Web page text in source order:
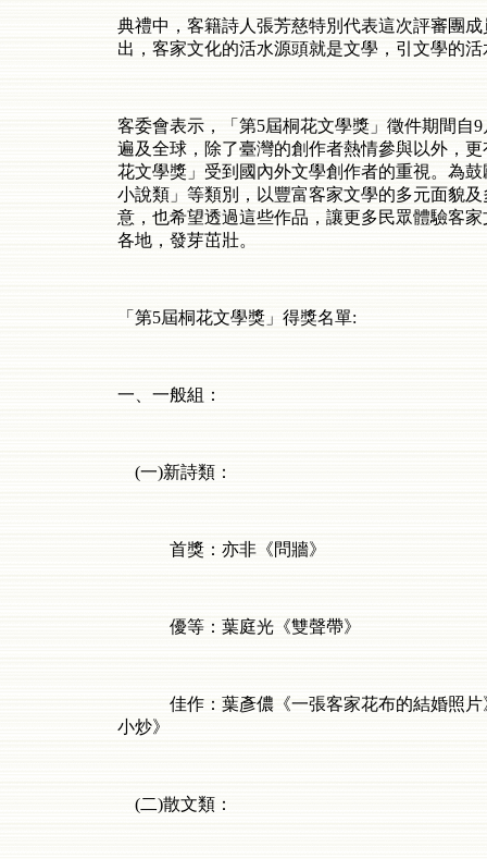
典禮中，客籍詩人張芳慈特別代表這次評審團
出，客家文化的活水源頭就是文學，引文學的
客委會表示，「第5屆桐花文學獎」徵件期間自9
遍及全球，除了臺灣的創作者熱情參與以外，
花文學獎」受到國內外文學創作者的重視。為
小說類」等類別，以豐富客家文學的多元面貌
意，也希望透過這些作品，讓更多民眾體驗客
各地，發芽茁壯。
「第5屆桐花文學獎」得獎名單:
一、一般組：
(一)新詩類：
首獎：亦非《問牆》
優等：葉庭光《雙聲帶》
佳作：葉彥儂《一張客家花布的結婚照片》
小炒》
(二)散文類：